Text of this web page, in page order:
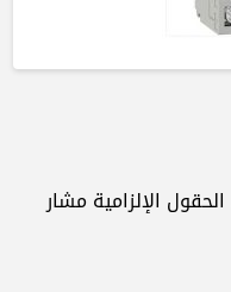
الحقول الإلزامية مشار